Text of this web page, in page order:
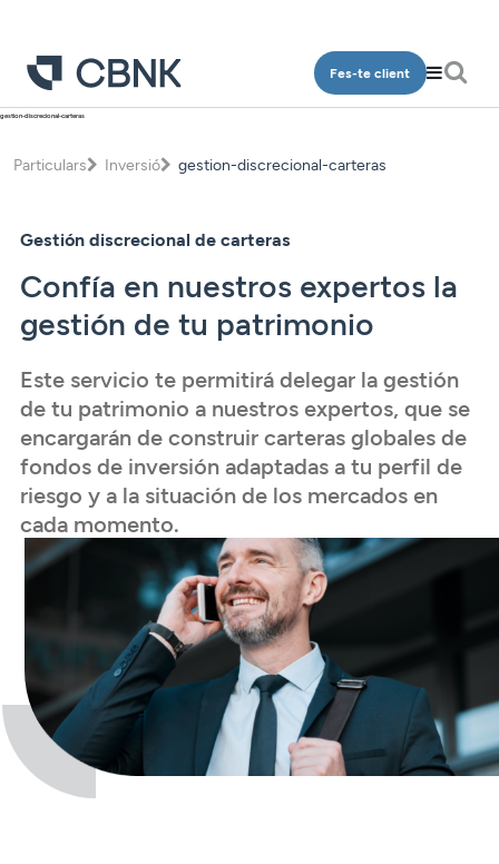
Fes-te client
Particulars
Comptes
Inversió
Plans de pensions
Targetes
Assegurances
Serveis
Qui som
Contacte
Accés clients
gestion-discrecional-carteras
Particulars Inversió gestion-discrecional-carteras
Gestión discrecional de carteras
Confía en nuestros expertos la
gestión de tu patrimonio
Este servicio te permitirá delegar la gestión
de tu patrimonio a nuestros expertos, que se
encargarán de construir carteras globales de
fondos de inversión adaptadas a tu perfil de
riesgo y a la situación de los mercados en
cada momento.